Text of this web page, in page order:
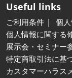
Useful links
ご利用条件
個
個人情報に関する
展示会・セミナー
特定商取引法に基
カスタマーハラス